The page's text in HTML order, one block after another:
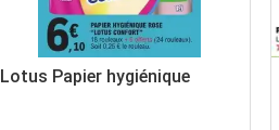
Lotus Papier hygiénique